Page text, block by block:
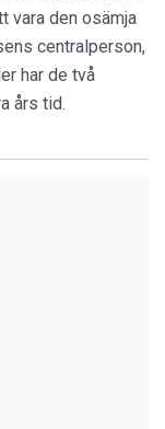
vara den osämja
centralperson,
har de två
års tid.